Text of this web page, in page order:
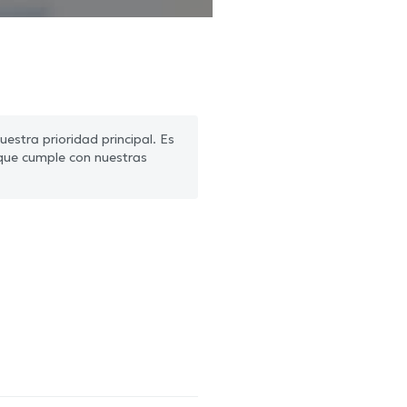
prioridad principal. Es
cumple con nuestras